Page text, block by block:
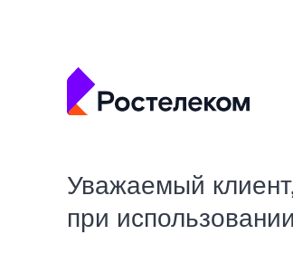
Уважаемый
при